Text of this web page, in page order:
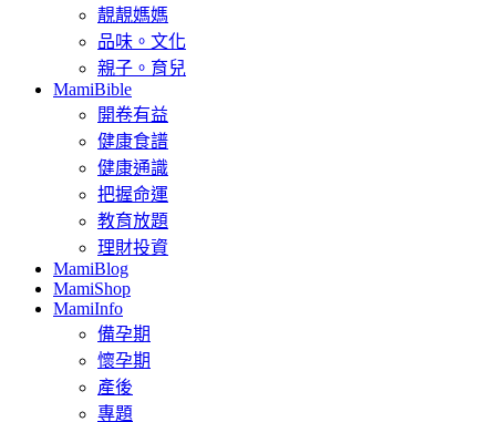
靚靚媽媽
品味。文化
親子。育兒
MamiBible
開卷有益
健康食譜
健康通識
把握命運
教育放題
理財投資
MamiBlog
MamiShop
MamiInfo
備孕期
懷孕期
產後
專題